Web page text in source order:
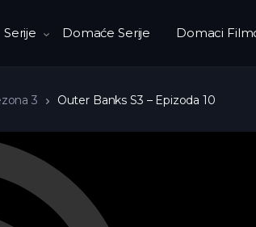
Serije Domaće Serije Domaci
3 Outer Banks S3 – Epizoda 10